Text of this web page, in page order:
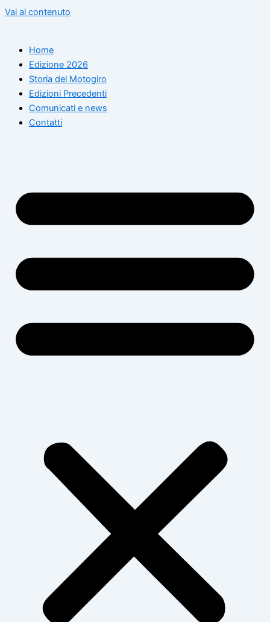
Vai al contenuto
Home
Edizione 2026
Storia del Motogiro
Edizioni Precedenti
Comunicati e news
Contatti